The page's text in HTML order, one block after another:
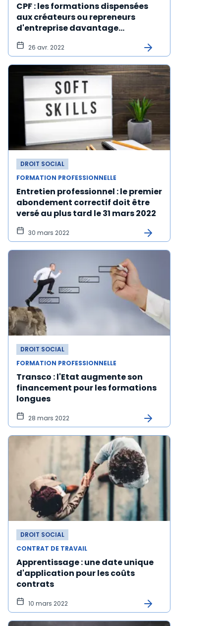
CPF : les formations dispensées
aux créateurs ou repreneurs
d'entreprise davantage
encadrées
26 avr. 2022
DROIT SOCIAL
FORMATION PROFESSIONNELLE
Entretien professionnel : le premier
abondement correctif doit être
versé au plus tard le 31 mars 2022
30 mars 2022
DROIT SOCIAL
FORMATION PROFESSIONNELLE
Transco : l'Etat augmente son
financement pour les formations
longues
28 mars 2022
DROIT SOCIAL
CONTRAT DE TRAVAIL
Apprentissage : une date unique
d'application pour les coûts
contrats
10 mars 2022